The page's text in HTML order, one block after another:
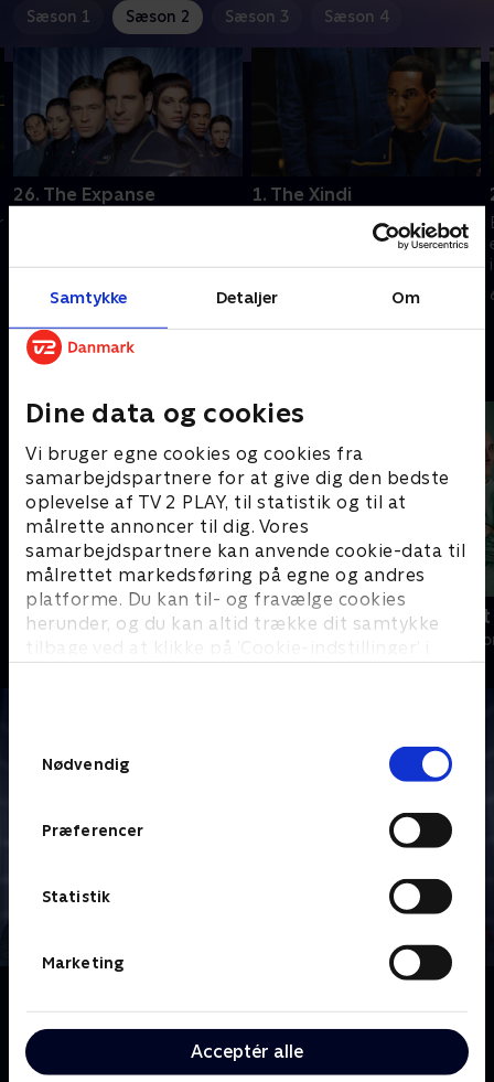
Samtykke Detaljer Om
Dine data og cookies
Vi bruger egne cookies og cookies fra
samarbejdspartnere for at give dig den bedste
oplevelse af TV 2 PLAY, til statistik og til at
målrette annoncer til dig. Vores
samarbejdspartnere kan anvende cookie-data til
målrettet markedsføring på egne og andres
platforme. Du kan til- og fravælge cookies
herunder, og du kan altid trække dit samtykke
tilbage ved at klikke på ’Cookie-indstillinger’ i
Nødvendig
Præferencer
Statistik
Marketing
Acceptér alle
Sæson 1 Sæson 2 Sæson 3 Sæson 4
26. The Expanse
ødelæggende angreb på
1. The Xindi
Kaptajn Archer og hans
besætning sætter sig for at få
oplysninger om det mystiske
Andre så også
Happy fucking Pride Fake Patient
Drama • 1
tidlige pionerdage med udforskning af det ydre rum.